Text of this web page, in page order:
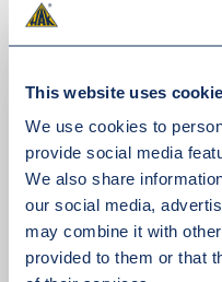
This website uses
We use cookies to
provide social media
We also share
our social media,
may combine it with
provided to them or that